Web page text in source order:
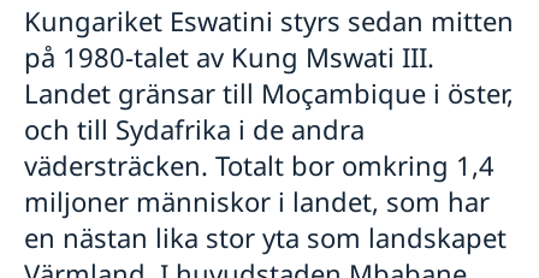
Akut hjälp
Ekonomiskt nödställd
Om du blir sjuk eller råkar ut för en olycka
Dödsfall
Pass i Eswatini
Förnyelse av pass
Hjälp kring medborgarskap
Ambassaden reseinformation
Aktuella händelser
Allmänna säkerhetsläget
Terrorism
Naturförhållanden och katastrofer
In- och utresebestämmelser
Hälso- och sjukvård
Lokala lagar och sedvänjor
Kriminalitet och personlig säkerhet
Service för svenska företag Eswatini
Svenska företag i Eswatini
Utvecklingssamarbete
Hälsa
Mänskliga rättigheter
Demokrati
Ekonomisk tillväxt
Korruption
Landfakta Eswatini
Kungariket Eswatini styrs sedan mitten
på 1980-talet av Kung Mswati III.
Landet gränsar till Moçambique i öster,
och till Sydafrika i de andra
vädersträcken. Totalt bor omkring 1,4
miljoner människor i landet, som har
en nästan lika stor yta som landskapet